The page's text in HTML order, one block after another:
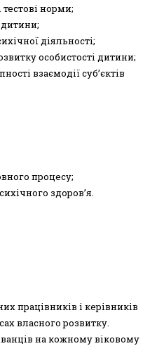
норми;
дитини;
діяльності;
особистості дитини;
взаємодії суб’єктів
процесу;
здоров’я.
працівників і керівників
власного розвитку.
на кожному віковому